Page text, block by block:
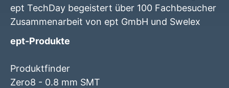
ept TechDay begeistert über 100 Fachbesucher
Zusammenarbeit von ept GmbH und Swelex
ept-Produkte
Produktfinder
Zero8 - 0.8 mm SMT